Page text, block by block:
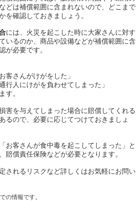
どは補償範囲に含まれないので、どこまで
を確認しておきましょう。
には、火災を起こした時に大家さんに対す
いるのか、商品や設備などが補償範囲に含
が必要です。
客さんがけがをした」
行人にけがを負わせてしまった」
す。
害を与えてしまった場合に賠償してくれる
るので、必要に応じてつけておきましょ
お客さんが食中毒を起こしてしまった」と
賠償責任保険などが必要となります。
されるリスクなど詳しくはお気軽にお問い
の情報です。